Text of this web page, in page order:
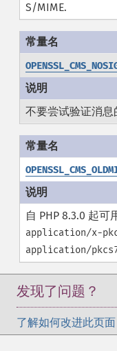
S/MIME.
不要尝试验证消息
自 PHP 8.3.0 起
application/x-
application/
发现了问题？
了解如何改进此页面